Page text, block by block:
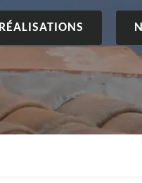
RÉALISATIONS